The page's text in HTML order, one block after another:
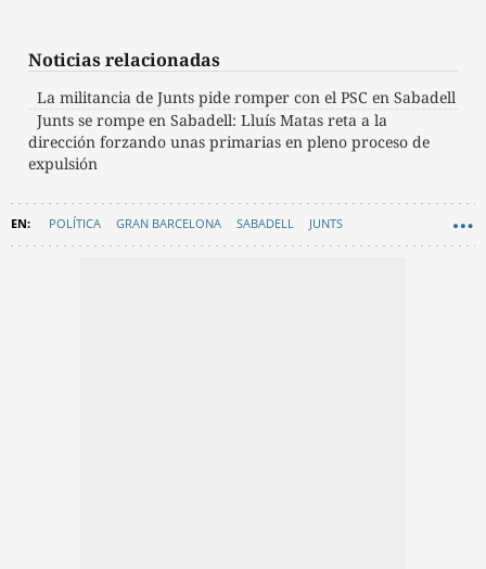
Noticias relacionadas
La militancia de Junts pide romper con el PSC en Sabadell
Junts se rompe en Sabadell: Lluís Matas reta a la
dirección forzando unas primarias en pleno proceso de
expulsión
POLÍTICA GRAN BARCELONA SABADELL JUNTS